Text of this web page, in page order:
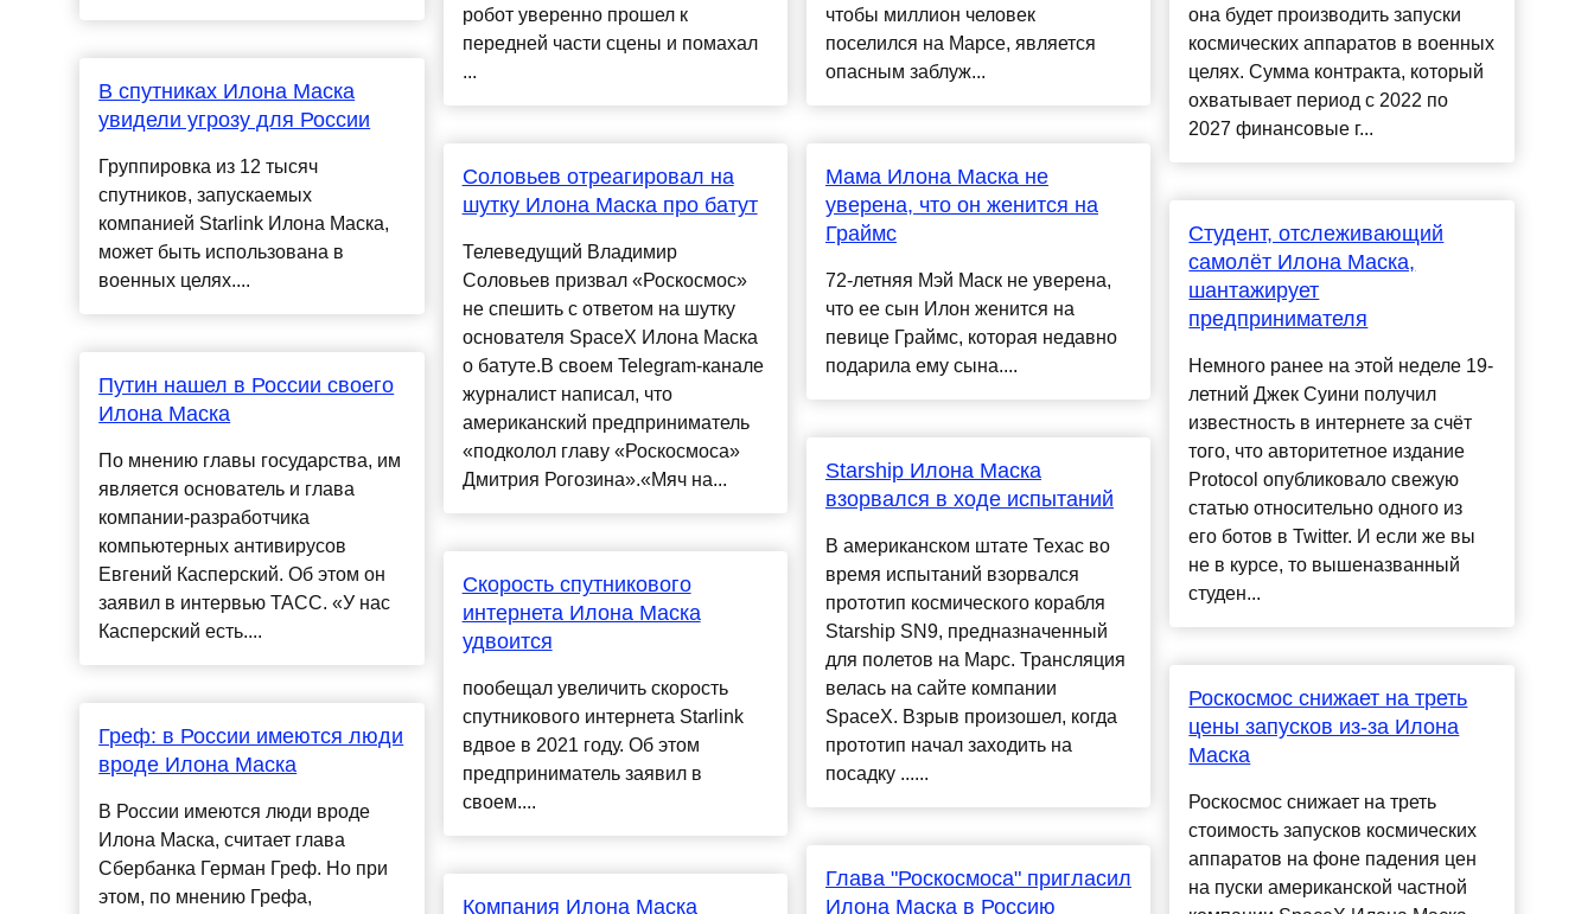
В спутниках Илона Маска
увидели угрозу для России
Группировка из 12 тысяч
спутников, запускаемых
компанией Starlink Илона Маска,
может быть использована в
военных целях....
Путин нашел в России своего
Илона Маска
По мнению главы государства, им
является основатель и глава
компании-разработчика
компьютерных антивирусов
Евгений Касперский. Об этом он
заявил в интервью ТАСС. «У нас
Касперский есть....
Греф: в России имеются люди
вроде Илона Маска
В России имеются люди вроде
Илона Маска, считает глава
Сбербанка Герман Греф. Но при
этом, по мнению Грефа,
робот уверенно прошел к
передней части сцены и помахал
...
Соловьев отреагировал на
шутку Илона Маска про батут
Телеведущий Владимир
Соловьев призвал «Роскосмос»
не спешить с ответом на шутку
основателя SpaceX Илона Маска
о батуте.В своем Telegram-канале
журналист написал, что
американский предприниматель
«подколол главу «Роскосмоса»
Дмитрия Рогозина».«Мяч на...
Скорость спутникового
интернета Илона Маска
удвоится
пообещал увеличить скорость
спутникового интернета Starlink
вдвое в 2021 году. Об этом
предприниматель заявил в
своем....
Компания Илона Маска
чтобы миллион человек
поселился на Марсе, является
опасным заблуж...
Мама Илона Маска не
уверена, что он женится на
Граймс
72-летняя Мэй Маск не уверена,
что ее сын Илон женится на
певице Граймс, которая недавно
подарила ему сына....
Starship Илона Маска
взорвался в ходе испытаний
В американском штате Техас во
время испытаний взорвался
прототип космического корабля
Starship SN9, предназначенный
для полетов на Марс. Трансляция
велась на сайте компании
SpaceX. Взрыв произошел, когда
прототип начал заходить на
посадку ......
Глава "Роскосмоса" пригласил
Илона Маска в Россию
она будет производить запуски
космических аппаратов в военных
целях. Сумма контракта, который
охватывает период с 2022 по
2027 финансовые г...
Студент, отслеживающий
самолёт Илона Маска,
шантажирует
предпринимателя
Немного ранее на этой неделе 19-
летний Джек Суини получил
известность в интернете за счёт
того, что авторитетное издание
Protocol опубликовало свежую
статью относительно одного из
его ботов в Twitter. И если же вы
не в курсе, то вышеназванный
студен...
Роскосмос снижает на треть
цены запусков из-за Илона
Маска
Роскосмос снижает на треть
стоимость запусков космических
аппаратов на фоне падения цен
на пуски американской частной